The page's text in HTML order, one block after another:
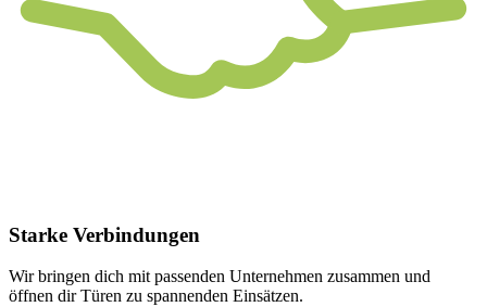
Starke Verbindungen
Wir bringen dich mit passenden Unternehmen zusammen und
öffnen dir Türen zu spannenden Einsätzen.